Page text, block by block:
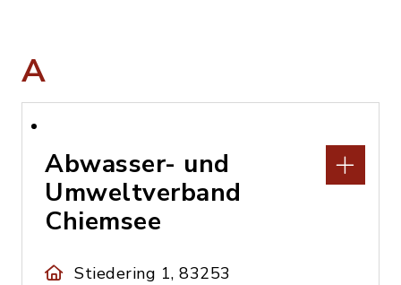
A
Abwasser- und
Umweltverband
Chiemsee
Stiedering 1, 83253